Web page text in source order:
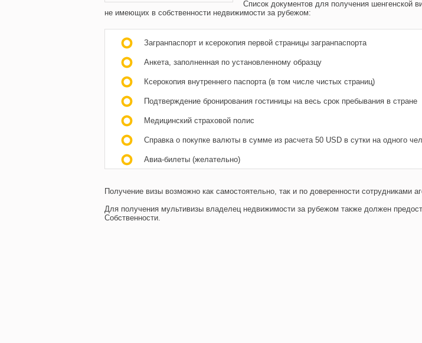
Список документов для получения шенгенской
не имеющих в собственности недвижимости за рубежом:
Загранпаспорт и ксерокопия первой страницы загранпаспорта
Анкета, заполненная по установленному образцу
Ксерокопия внутреннего паспорта (в том числе чистых страниц)
Подтверждение бронирования гостиницы на весь срок пребывания в стране
Медицинский страховой полис
Справка о покупке валюты в сумме из расчета 50 USD в сутки на одного
Авиа-билеты (желательно)
Получение визы возможно как самостоятельно, так и по доверенности сотрудниками
Для получения мультивизы владелец недвижимости за рубежом также должен
Собственности.